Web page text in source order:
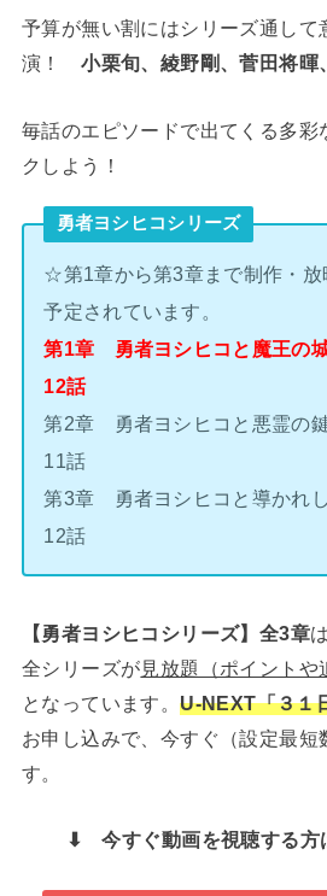
予算が無い割にはシリーズ通して
演！小栗旬、綾野剛、菅田将暉
毎話のエピソードで出てくる多彩
クしよう！
勇者ヨシヒコシリーズ
☆第1章から第3章まで制作・放
予定されています。
第1章 勇者ヨシヒコと魔
12話
第2章 勇者ヨシヒコと悪
11話
第3章 勇者ヨシヒコと導か
12話
【勇者ヨシヒコシリーズ】全3章は
全シリーズが見放題（ポイントや
となっています。U-NEXT「３１
お申し込みで、今すぐ（設定最短
す。
⬇︎ 今すぐ動画を視聴する